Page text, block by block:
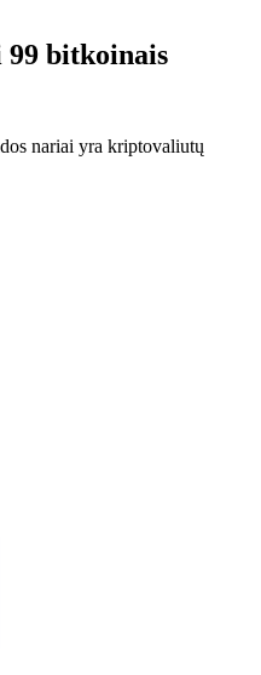
bitkoinais
nariai yra kriptovaliutų